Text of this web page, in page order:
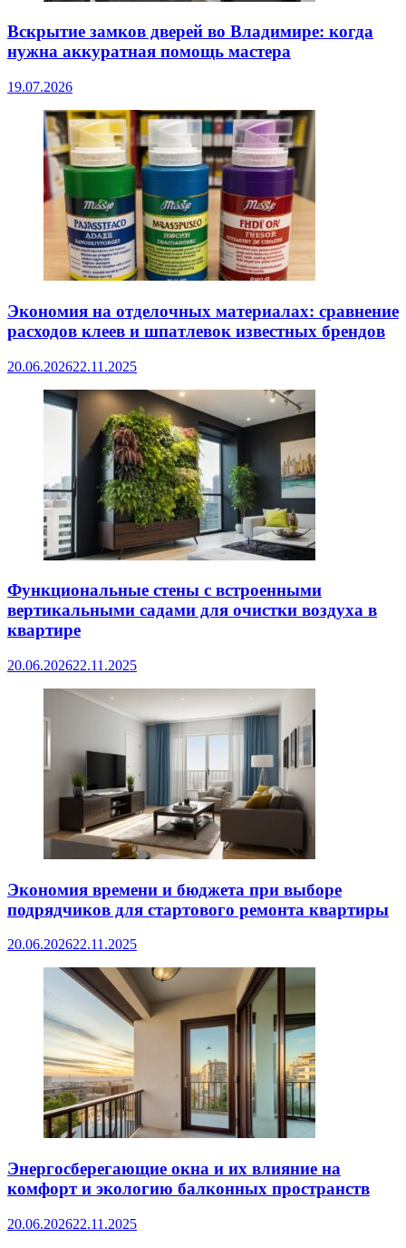
Вскрытие замков дверей во Владимире: когда
нужна аккуратная помощь мастера
19.07.2026
Экономия на отделочных материалах: сравнение
расходов клеев и шпатлевок известных брендов
20.06.202622.11.2025
Функциональные стены с встроенными
вертикальными садами для очистки воздуха в
квартире
20.06.202622.11.2025
Экономия времени и бюджета при выборе
подрядчиков для стартового ремонта квартиры
20.06.202622.11.2025
Энергосберегающие окна и их влияние на
комфорт и экологию балконных пространств
20.06.202622.11.2025